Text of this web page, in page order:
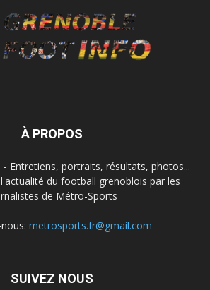
À PROPOS
Entretiens, portraits, résultats, photos...
du football grenoblois par les
de Métro-Sports
metrosports.fr@gmail.com
SUIVEZ NOUS